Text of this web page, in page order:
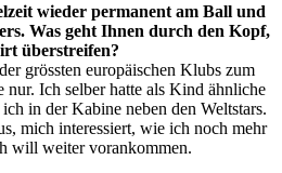
wieder permanent am Ball und
Was geht Ihnen durch den Kopf,
überstreifen?
grössten europäischen Klubs zum
nur. Ich selber hatte als Kind ähnliche
in der Kabine neben den Weltstars.
mich interessiert, wie ich noch mehr
will weiter vorankommen.